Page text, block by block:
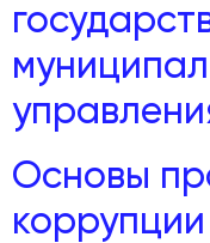
Основы
коррупции